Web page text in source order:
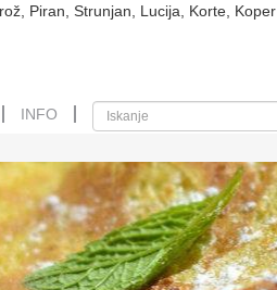
Piran, Strunjan, Lucija, Korte, Koper
INFO